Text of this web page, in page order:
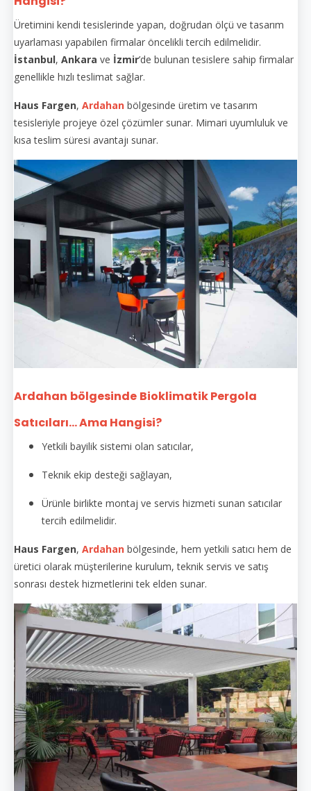
Üretimini kendi tesislerinde yapan, doğrudan ölçü ve tasarım
uyarlaması yapabilen firmalar öncelikli tercih edilmelidir.
İstanbul, Ankara ve İzmir’de bulunan tesislere sahip firmalar
genellikle hızlı teslimat sağlar.
Haus Fargen, Ardahan bölgesinde üretim ve tasarım
tesisleriyle projeye özel çözümler sunar. Mimari uyumluluk ve
kısa teslim süresi avantajı sunar.
Ardahan bölgesinde Bioklimatik Pergola
Satıcıları... Ama Hangisi?
Yetkili bayilik sistemi olan satıcılar,
Teknik ekip desteği sağlayan,
Ürünle birlikte montaj ve servis hizmeti sunan satıcılar
tercih edilmelidir.
Haus Fargen, Ardahan bölgesinde, hem yetkili satıcı hem de
üretici olarak müşterilerine kurulum, teknik servis ve satış
sonrası destek hizmetlerini tek elden sunar.